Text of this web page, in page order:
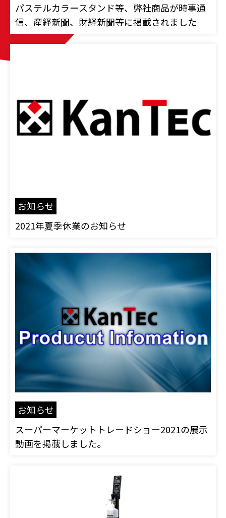
パステルカラースタンド等、弊社商品が時事通
信、産経新聞、財経新聞等に掲載されました
お知らせ
2021年夏季休業のお知らせ
お知らせ
スーパーマーケットトレードショー2021の展示
動画を掲載しました。